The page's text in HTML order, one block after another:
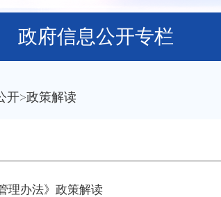
政府信息公开专栏
开>政策解读
理办法》政策解读